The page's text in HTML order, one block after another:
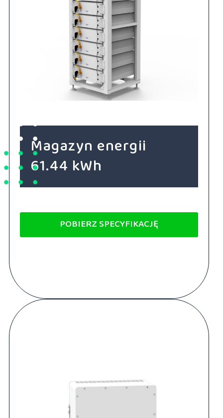
Magazyn energii
61.44 kWh
POBIERZ SPECYFIKACJĘ